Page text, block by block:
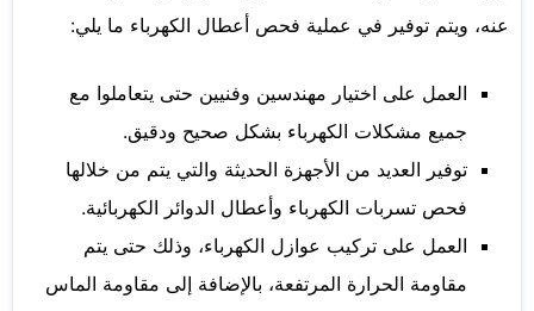
عنه، ويتم توفير في عملية فحص أعطال الكهرباء ما يلي:
العمل على اختيار مهندسين وفنيين حتى يتعاملوا مع
جميع مشكلات الكهرباء بشكل صحيح ودقيق.
توفير العديد من الأجهزة الحديثة والتي يتم من خلالها
فحص تسربات الكهرباء وأعطال الدوائر الكهربائية.
العمل على تركيب عوازل الكهرباء، وذلك حتى يتم
مقاومة الحرارة المرتفعة، بالإضافة إلى مقاومة الماس